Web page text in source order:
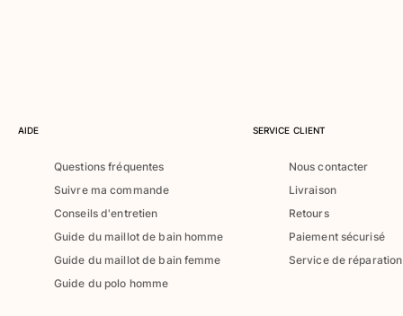
Pantalons
Tous les articles
AIDE
Questions fréquentes
Suivre ma commande
Conseils d'entretien
Guide du maillot de bain homme
Guide du maillot de bain femme
Guide du polo homme
SERVICE CLIENT
Nous contacter
Livraison
Retours
Paiement sécurisé
Service de réparation